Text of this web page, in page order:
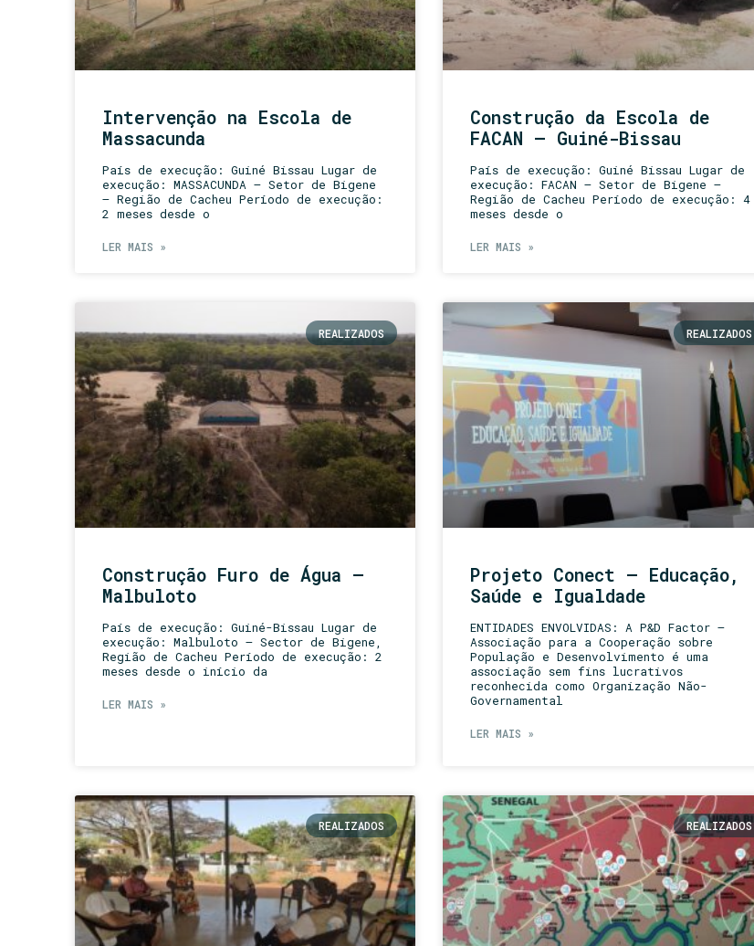
Intervenção na Escola de
Massacunda
País de execução: Guiné Bissau Lugar de
execução: MASSACUNDA – Setor de Bigene
– Região de Cacheu Período de execução:
2 meses desde o
LER MAIS »
Construção da Escola de
FACAN – Guiné-Bissau
País de execução: Guiné Bissau Lugar de
execução: FACAN – Setor de Bigene –
Região de Cacheu Período de execução: 4
meses desde o
LER MAIS »
REALIZADOS
Construção Furo de Água –
Malbuloto
País de execução: Guiné-Bissau Lugar de
execução: Malbuloto – Sector de Bigene,
Região de Cacheu Período de execução: 2
meses desde o início da
LER MAIS »
REALIZADOS
Projeto Conect – Educação,
Saúde e Igualdade
ENTIDADES ENVOLVIDAS: A P&D Factor –
Associação para a Cooperação sobre
População e Desenvolvimento é uma
associação sem fins lucrativos
reconhecida como Organização Não-
Governamental
LER MAIS »
REALIZADOS REALIZADOS